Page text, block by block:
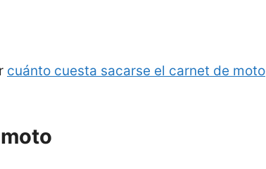
cuánto cuesta sacarse el carnet de moto